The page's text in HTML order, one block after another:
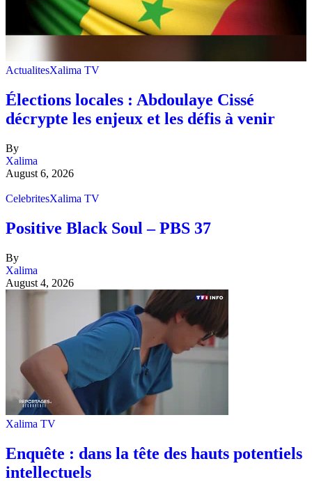
ActualitesXalima TV
Élections locales : Abdoulaye Cissé
décrypte les enjeux et les défis à venir
By
Xalima
August 6, 2026
CelebritesXalima TV
Positive Black Soul – PBS 37
By
Xalima
August 4, 2026
Xalima TV
Enquête : dans la tête des hauts potentiels
intellectuels